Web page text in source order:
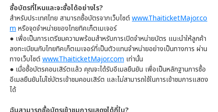
ซื้อบัตรที่ไหนและจะซื้อได้อย่างไร?
สำหรับประเทศไทย สามารถซื้อบัตรจากเว็บไซต์www.ThaiticketMajor.co
m หรือจุดจำหน่ายของไทยทิคเก็ตเมเจอร์
● เพื่อเป็นการเตรียมความพร้อมสำหรับการเปิดจำหน่ายบัตร แนะนำให้ลูกค้า
ลงทะเบียนกับไทยทิคเก็ตเมเจอร์ที่เป็นตัวแทนจำหน่ายอย่างเป็นทางการ ผ่าน
ทางเว็บไซต์www.ThaiticketMajor.com เท่านั้น
● เมื่อซื้อบัตรคอนเสิร์ตแล้ว คุณจะได้รับอีเมลยืนยัน เพื่อเป็นหลักฐานการซื้อ
อีเมลยืนยันไม่ใช่บัตรเข้าชมคอนเสิร์ต และไม่สามารถใช้ในการเข้าชมการแสดง
ได้